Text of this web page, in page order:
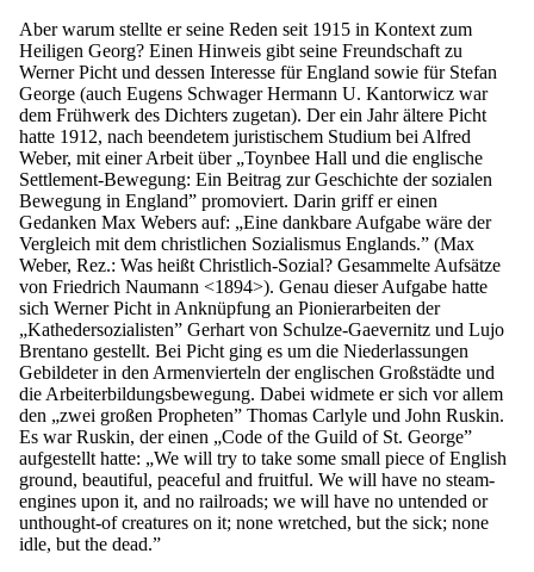
Aber warum stellte er seine Reden seit 1915 in Kontext zum
Heiligen Georg? Einen Hinweis gibt seine Freundschaft zu
Werner Picht und dessen Interesse für England sowie für Stefan
George (auch Eugens Schwager Hermann U. Kantorwicz war
dem Frühwerk des Dichters zugetan). Der ein Jahr ältere Picht
hatte 1912, nach beendetem juristischem Studium bei Alfred
Weber, mit einer Arbeit über „Toynbee Hall und die englische
Settlement-Bewegung: Ein Beitrag zur Geschichte der sozialen
Bewegung in England” promoviert. Darin griff er einen
Gedanken Max Webers auf: „Eine dankbare Aufgabe wäre der
Vergleich mit dem christlichen Sozialismus Englands.” (Max
Weber, Rez.: Was heißt Christlich-Sozial? Gesammelte Aufsätze
von Friedrich Naumann <1894>). Genau dieser Aufgabe hatte
sich Werner Picht in Anknüpfung an Pionierarbeiten der
„Kathedersozialisten” Gerhart von Schulze-Gaevernitz und Lujo
Brentano gestellt. Bei Picht ging es um die Niederlassungen
Gebildeter in den Armenvierteln der englischen Großstädte und
die Arbeiterbildungsbewegung. Dabei widmete er sich vor allem
den „zwei großen Propheten” Thomas Carlyle und John Ruskin.
Es war Ruskin, der einen „Code of the Guild of St. George”
aufgestellt hatte: „We will try to take some small piece of English
ground, beautiful, peaceful and fruitful. We will have no steam-
engines upon it, and no railroads; we will have no untended or
unthought-of creatures on it; none wretched, but the sick; none
idle, but the dead.”